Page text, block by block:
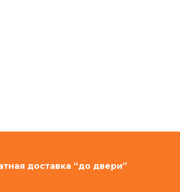
доставка “до двери”